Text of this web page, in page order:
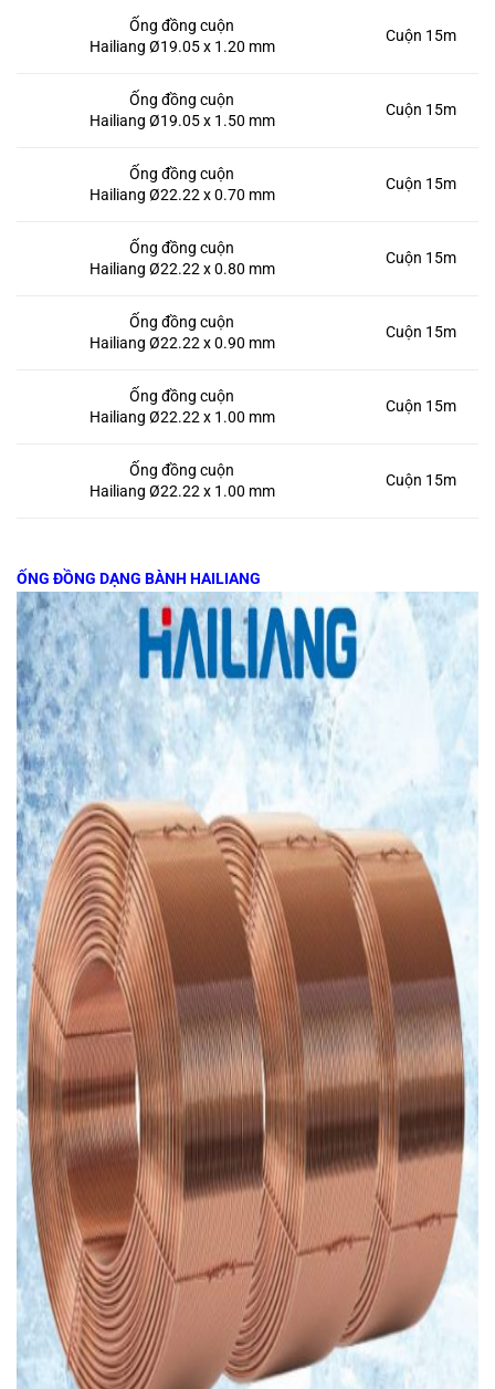
Ống đồng cuộn
Hailiang Ø19.05 x 1.20 mm
Cuộn 15m
Ống đồng cuộn
Hailiang Ø19.05 x 1.50 mm
Cuộn 15m
Ống đồng cuộn
Hailiang Ø22.22 x 0.70 mm
Cuộn 15m
Ống đồng cuộn
Hailiang Ø22.22 x 0.80 mm
Cuộn 15m
Ống đồng cuộn
Hailiang Ø22.22 x 0.90 mm
Cuộn 15m
Ống đồng cuộn
Hailiang Ø22.22 x 1.00 mm
Cuộn 15m
Ống đồng cuộn
Hailiang Ø22.22 x 1.00 mm
Cuộn 15m
ỐNG ĐỒNG DẠNG BÀNH HAILIANG